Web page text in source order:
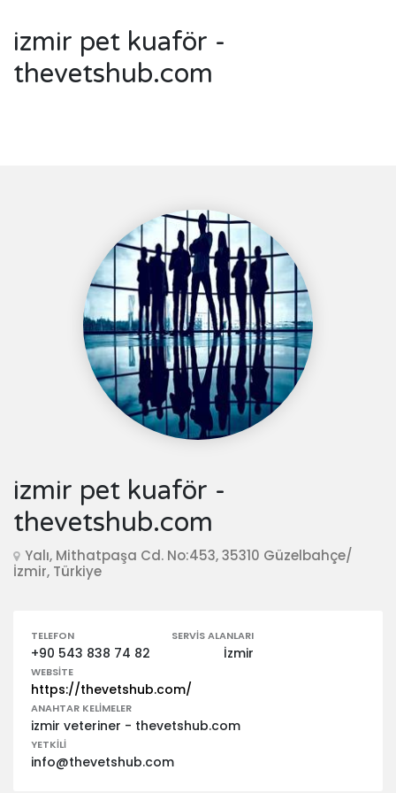
izmir pet kuaför -
thevetshub.com
izmir pet kuaför -
thevetshub.com
Yalı, Mithatpaşa Cd. No:453, 35310 Güzelbahçe/
İzmir, Türkiye
TELEFON
+90 543 838 74 82
SERVIS ALANLARI
İzmir
WEBSITE
https://thevetshub.com/
ANAHTAR KELIMELER
izmir veteriner - thevetshub.com
YETKILI
info@thevetshub.com